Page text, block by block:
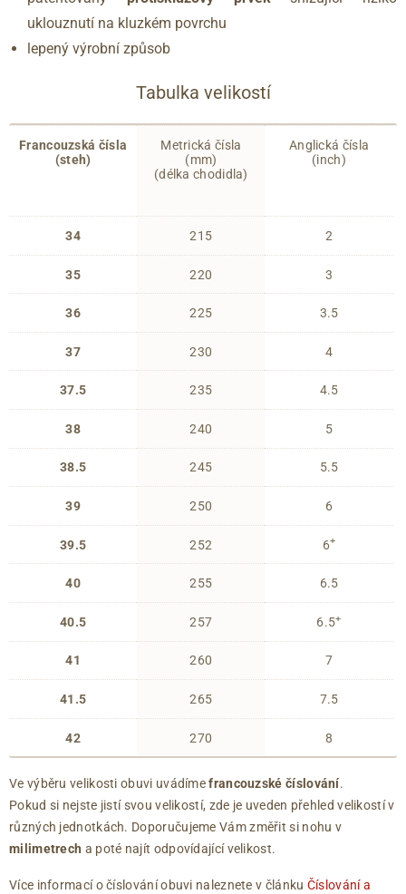
uklouznutí na kluzkém povrchu
lepený výrobní způsob
Tabulka velikostí
Francouzská čísla
(steh)
34
35
36
37
37.5
38
38.5
39
39.5
40
40.5
41
41.5
42
Metrická čísla
(mm)
(délka chodidla)
215
220
225
230
235
240
245
250
252
255
257
260
265
270
Anglická čísla
(inch)
2
3
3.5
4
4.5
5
5.5
6
6+
6.5
6.5+
7
7.5
8
Ve výběru velikosti obuvi uvádímefrancouzské číslování.
Pokud si nejste jistí svou velikostí, zde je uveden přehled velikostí v
různých jednotkách. Doporučujeme Vám změřit si nohu v
milimetrech a poté najít odpovídající velikost.
Více informací o číslování obuvi naleznete v článku Číslování a